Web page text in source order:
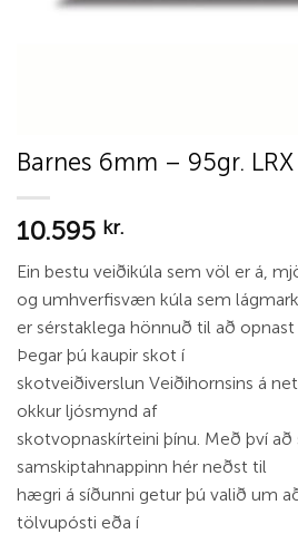
Barnes 6mm – 95gr.
10.595 kr.
Ein bestu veiðikúla sem völ er á,
og umhverfisvæn kúla sem
er sérstaklega hönnuð til að
Þegar þú kaupir skot í
skotveiðiverslun Veiðihornsins á
okkur ljósmynd af
skotvopnaskírteini þínu. Með því að
samskiptahnappinn hér neðst til
hægri á síðunni getur þú valið um
tölvupósti eða í